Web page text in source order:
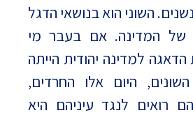
השוני הוא בנושאי הדגל
של המדינה. אם בעבר מי
למדינה יהודית הייתה
השונים, היום אלו החרדים,
רואים לנגד עיניהם היא